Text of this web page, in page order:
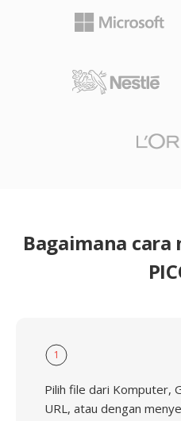
Bagaimana cara
1
Pilih file dari Komputer,
URL, atau dengan